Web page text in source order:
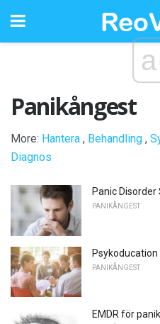
Panikångest
More: Hantera , Behandling ,
Diagnos
Panic Disorder
PANIKÅNGEST
PANIKÅNGEST
EMDR för